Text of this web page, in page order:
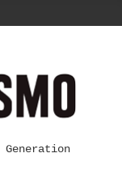
Generation